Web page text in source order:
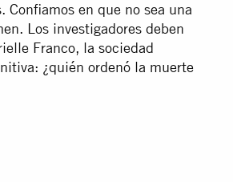
Confiamos en que no sea una
Los investigadores deben
Franco, la sociedad
¿quién ordenó la muerte